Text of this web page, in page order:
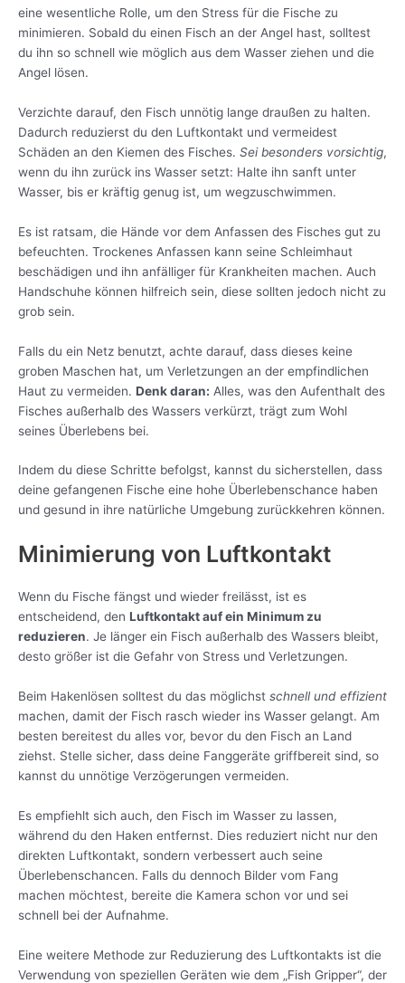
eine wesentliche Rolle, um den Stress für die Fische zu
minimieren. Sobald du einen Fisch an der Angel hast, solltest
du ihn so schnell wie möglich aus dem Wasser ziehen und die
Angel lösen.
Verzichte darauf, den Fisch unnötig lange draußen zu halten.
Dadurch reduzierst du den Luftkontakt und vermeidest
Schäden an den Kiemen des Fisches. Sei besonders vorsichtig,
wenn du ihn zurück ins Wasser setzt: Halte ihn sanft unter
Wasser, bis er kräftig genug ist, um wegzuschwimmen.
Es ist ratsam, die Hände vor dem Anfassen des Fisches gut zu
befeuchten. Trockenes Anfassen kann seine Schleimhaut
beschädigen und ihn anfälliger für Krankheiten machen. Auch
Handschuhe können hilfreich sein, diese sollten jedoch nicht zu
grob sein.
Falls du ein Netz benutzt, achte darauf, dass dieses keine
groben Maschen hat, um Verletzungen an der empfindlichen
Haut zu vermeiden. Denk daran: Alles, was den Aufenthalt des
Fisches außerhalb des Wassers verkürzt, trägt zum Wohl
seines Überlebens bei.
Indem du diese Schritte befolgst, kannst du sicherstellen, dass
deine gefangenen Fische eine hohe Überlebenschance haben
und gesund in ihre natürliche Umgebung zurückkehren können.
Minimierung von Luftkontakt
Wenn du Fische fängst und wieder freilässt, ist es
entscheidend, den Luftkontakt auf ein Minimum zu
reduzieren. Je länger ein Fisch außerhalb des Wassers bleibt,
desto größer ist die Gefahr von Stress und Verletzungen.
Beim Hakenlösen solltest du das möglichst schnell und effizient
machen, damit der Fisch rasch wieder ins Wasser gelangt. Am
besten bereitest du alles vor, bevor du den Fisch an Land
ziehst. Stelle sicher, dass deine Fanggeräte griffbereit sind, so
kannst du unnötige Verzögerungen vermeiden.
Es empfiehlt sich auch, den Fisch im Wasser zu lassen,
während du den Haken entfernst. Dies reduziert nicht nur den
direkten Luftkontakt, sondern verbessert auch seine
Überlebenschancen. Falls du dennoch Bilder vom Fang
machen möchtest, bereite die Kamera schon vor und sei
schnell bei der Aufnahme.
Eine weitere Methode zur Reduzierung des Luftkontakts ist die
Verwendung von speziellen Geräten wie dem „Fish Gripper“, der